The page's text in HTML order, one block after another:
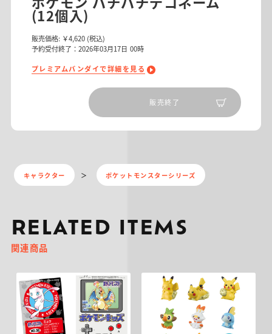
(12個入)
販売価格: ￥4,620 (税込)
予約受付終了：2026年03月17日 00時
プレミアムバンダイで詳細を見る
販売終了
キャラクター ポケットモンスターシリーズ
RELATED ITEMS
関連商品